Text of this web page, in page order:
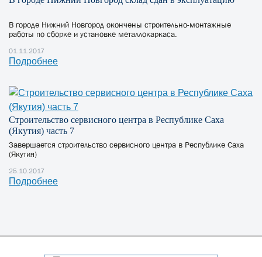
В городе Нижний Новгород окончены строительно-монтажные
работы по сборке и установке металлокаркаса.
01.11.2017
Подробнее
Строительство сервисного центра в Республике Саха
(Якутия) часть 7
Завершается строительство сервисного центра в Республике Саха
(Якутия)
25.10.2017
Подробнее